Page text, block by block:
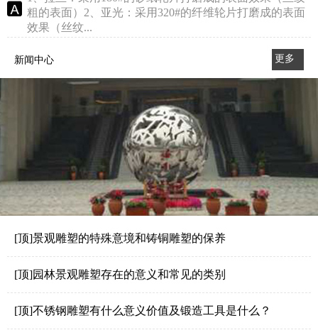
粗的表面）2、亚光：采用320#的纤维轮片打磨成的表面
效果（丝纹...
新闻中心
更多
>>
[顶]景观雕塑的特殊意境和铸铜雕塑的保养
[顶]园林景观雕塑存在的意义和常见的类别
[顶]不锈钢雕塑有什么意义价值及锻造工具是什么？